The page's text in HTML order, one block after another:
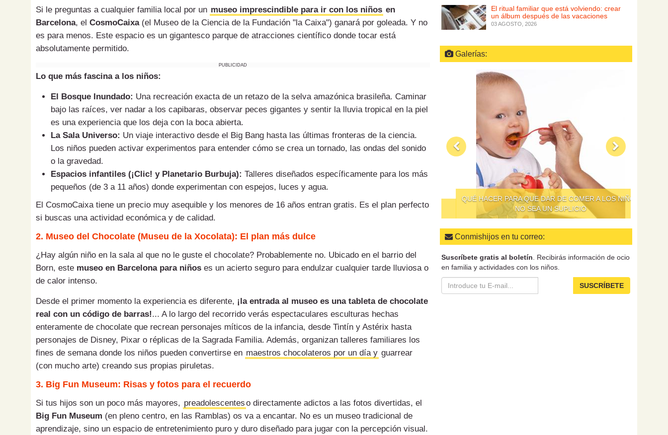
Si le preguntas a cualquier familia local por un museo imprescindible para ir con los niños en
Barcelona, el CosmoCaixa(el Museo de la Ciencia de la Fundación "la Caixa") ganará por goleada. Y no
es para menos. Este espacio es un gigantesco parque de atracciones científico donde tocar está
absolutamente permitido.
PUBLICIDAD
Lo que más fascina a los niños:
El Bosque Inundado: Una recreación exacta de un retazo de la selva amazónica brasileña. Caminar
bajo las raíces, ver nadar a los capibaras, observar peces gigantes y sentir la lluvia tropical en la piel
es una experiencia que los deja con la boca abierta.
La Sala Universo: Un viaje interactivo desde el Big Bang hasta las últimas fronteras de la ciencia.
Los niños pueden activar experimentos para entender cómo se crea un tornado, las ondas del sonido
o la gravedad.
Espacios infantiles (¡Clic! y Planetario Burbuja): Talleres diseñados específicamente para los más
pequeños (de 3 a 11 años) donde experimentan con espejos, luces y agua.
El CosmoCaixa tiene un precio muy asequible y los menores de 16 años entran gratis. Es el plan perfecto
si buscas una actividad económica y de calidad.
2. Museo del Chocolate (Museu de la Xocolata): El plan más dulce
¿Hay algún niño en la sala al que no le guste el chocolate? Probablemente no. Ubicado en el barrio del
Born, este museo en Barcelona para niños es un acierto seguro para endulzar cualquier tarde lluviosa o
de calor intenso.
Desde el primer momento la experiencia es diferente, ¡la entrada al museo es una tableta de chocolate
real con un código de barras!... A lo largo del recorrido verás espectaculares esculturas hechas
enteramente de chocolate que recrean personajes míticos de la infancia, desde Tintín y Astérix hasta
personajes de Disney, Pixar o réplicas de la Sagrada Familia. Además, organizan talleres familiares los
fines de semana donde los niños pueden convertirse en maestros chocolateros por un día y guarrear
(con mucho arte) creando sus propias piruletas.
3. Big Fun Museum: Risas y fotos para el recuerdo
Si tus hijos son un poco más mayores, preadolescenteso directamente adictos a las fotos divertidas, el
Big Fun Museum (en pleno centro, en las Ramblas) os va a encantar. No es un museo tradicional de
aprendizaje, sino un espacio de entretenimiento puro y duro diseñado para jugar con la percepción visual.
El ritual familiar que está volviendo: crear
un álbum después de las vacaciones
03 AGOSTO, 2026
Galerías:
QUÉ HACER PARA QUE DAR DE COMER A LOS NIÑOS
NO SEA UN SUPLICIO
Conmishijos en tu correo:
Suscríbete gratis al boletín . Recibirás información de ocio
en familia y actividades con los niños.
SUSCRÍBETE